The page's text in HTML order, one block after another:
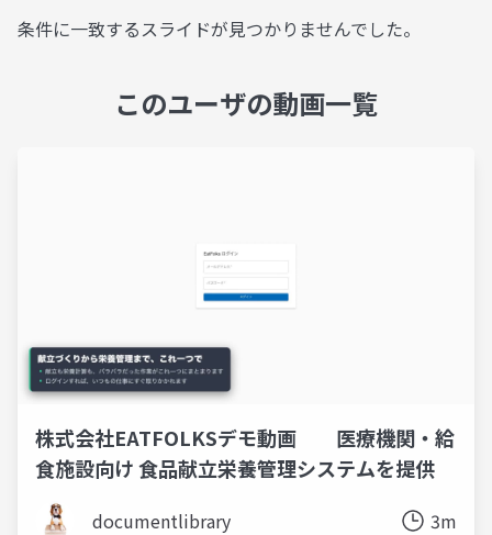
条件に一致するスライドが見つかりませんでした。
このユーザの動画一覧
株式会社EATFOLKSデモ動画 医療機関・給
食施設向け 食品献立栄養管理システムを提供
documentlibrary 3m